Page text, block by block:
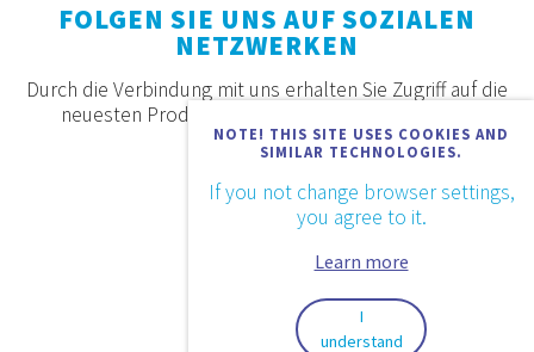
NOTE! THIS SITE USES COOKIES AND
SIMILAR TECHNOLOGIES.
If you not change browser settings,
you agree to it.
Learn more
I
understand
FOLGEN SIE UNS AUF SOZIALEN
NETZWERKEN
Durch die Verbindung mit uns erhalten Sie Zugriff auf die
neuesten Produkte, Angebote und Neuigkeiten.